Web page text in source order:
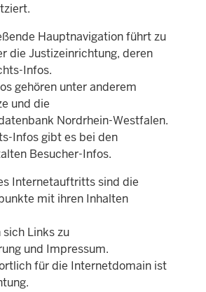
Hauptnavigation führt zu
die Justizeinrichtung, deren
Infos.
gehören unter anderem
und die
Nordrhein-Westfalen.
Infos gibt es bei den
Besucher-Infos.
Internetauftritts sind die
mit ihren Inhalten
Links zu
und Impressum.
für die Internetdomain ist